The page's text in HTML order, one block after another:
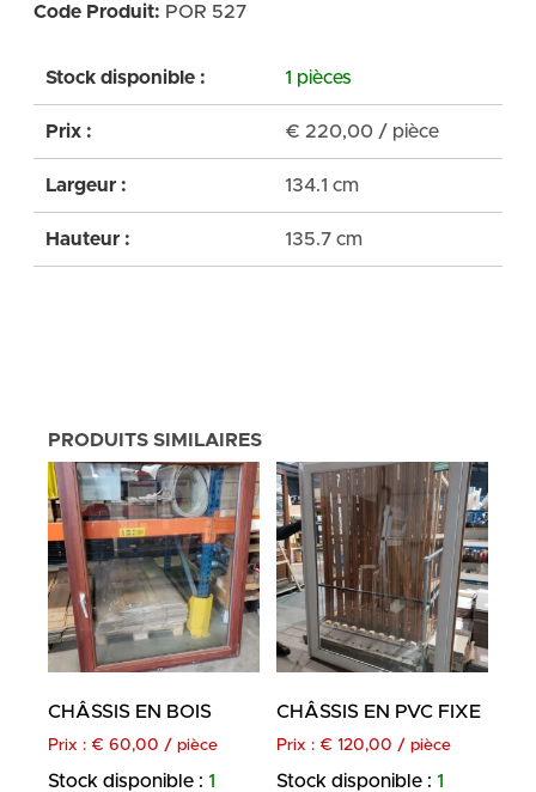
Code Produit: POR 527
Stock disponible : 1 pièces
Prix : € 220,00 / pièce
Largeur : 134.1 cm
Hauteur : 135.7 cm
PRODUITS SIMILAIRES
CHÂSSIS EN BOIS
Prix : € 60,00 / pièce
Stock disponible : 1
CHÂSSIS EN PVC FIXE
Prix : € 120,00 / pièce
Stock disponible : 1